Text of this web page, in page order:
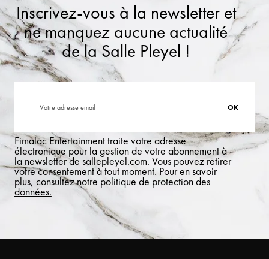
Inscrivez-vous à la newsletter et
ne manquez aucune actualité
de la Salle Pleyel !
Fimalac Entertainment traite votre adresse
électronique pour la gestion de votre abonnement à
la newsletter de sallepleyel.com. Vous pouvez retirer
votre consentement à tout moment. Pour en savoir
plus, consultez notre politique de protection des
données.